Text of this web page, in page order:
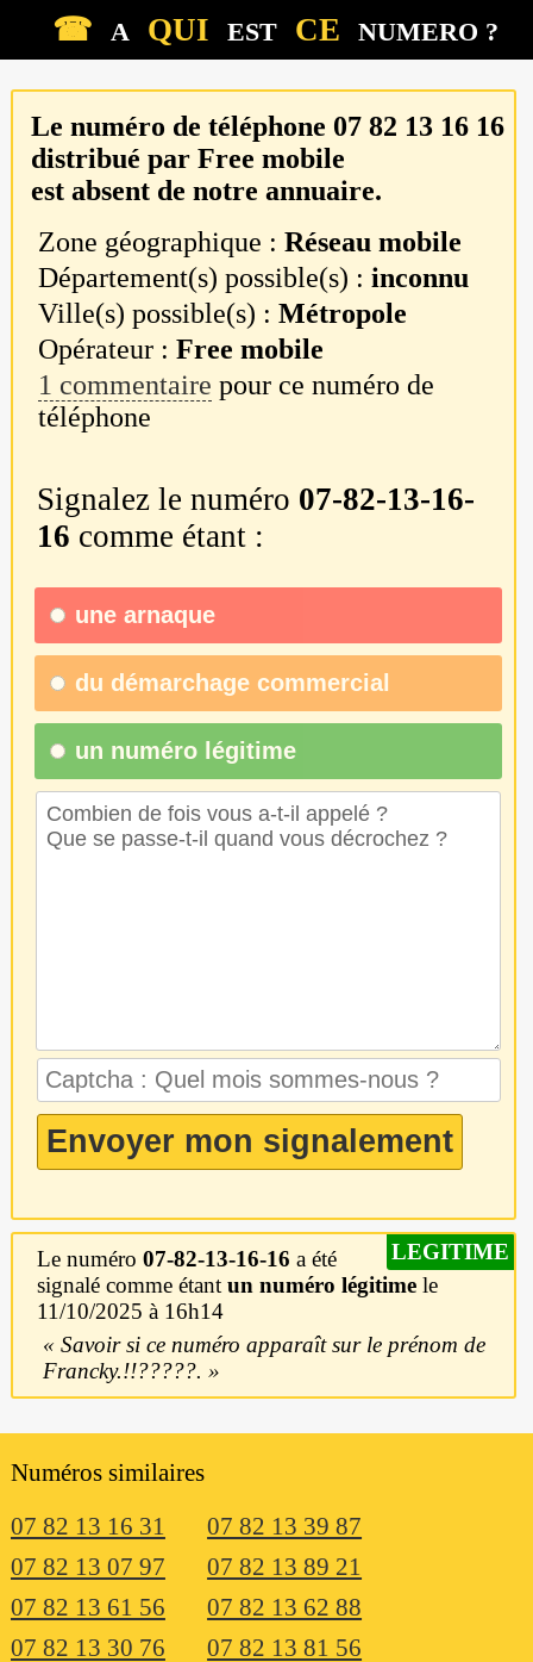
☎ A QUI EST CE NUMERO ?
Le numéro de téléphone 07 82 13 16 16
distribué par Free mobile
est absent de notre annuaire.
Zone géographique :Réseau mobile
Département(s) possible(s) :inconnu
Ville(s) possible(s) :Métropole
Opérateur :Free mobile
1 commentaire pour ce numéro de
téléphone
Signalez le numéro 07-82-13-16-
16 comme étant :
une arnaque
du démarchage commercial
un numéro légitime
LEGITIME
Le numéro 07-82-13-16-16 a été
signalé comme étant un numéro légitimele
11/10/2025 à 16h14
Savoir si ce numéro apparaît sur le prénom de
Francky.!!?????.
Numéros similaires
07 82 13 16 31
07 82 13 39 87
07 82 13 07 97
07 82 13 89 21
07 82 13 61 56
07 82 13 62 88
07 82 13 30 76
07 82 13 81 56